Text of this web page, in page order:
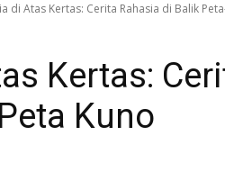
di Atas Kertas: Cerita Rahasia di Balik
Kertas:
Kuno